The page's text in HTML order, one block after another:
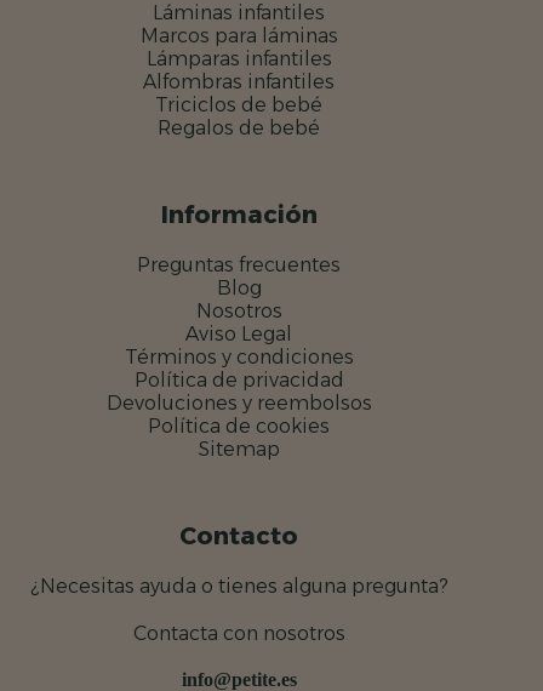
Láminas infantiles
Marcos para láminas
Lámparas infantiles
Alfombras infantiles
Triciclos de bebé
Regalos de bebé
Información
Preguntas frecuentes
Blog
Nosotros
Aviso Legal
Términos y condiciones
Política de privacidad
Devoluciones y reembolsos
Política de cookies
Sitemap
Contacto
¿Necesitas ayuda o tienes alguna pregunta?
Contacta con nosotros
info@petite.es